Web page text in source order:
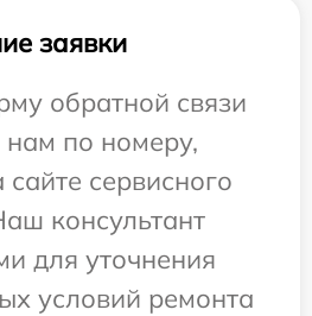
заявки
обратной связи
нам по номеру,
сервисного
консультант
для уточнения
условий ремонта